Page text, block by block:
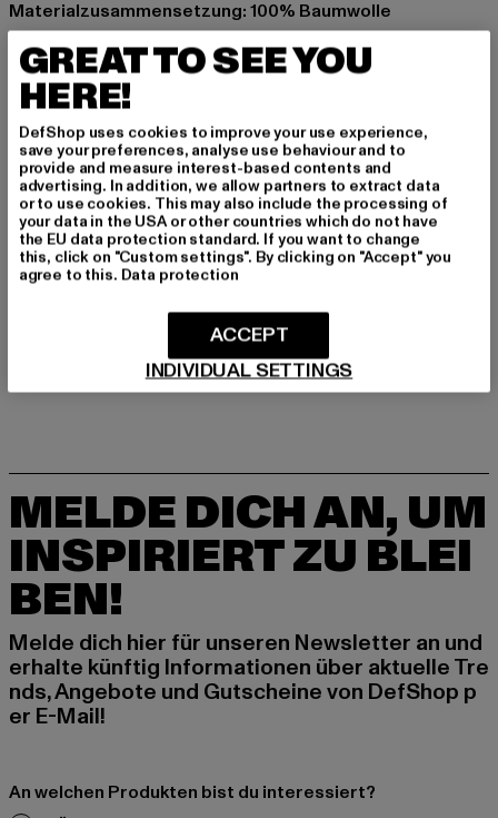
Materialzusammensetzung: 100% Baumwolle
Art.Nr: MP0007531-00220
Hersteller: TB International GmbH |
DE
GRÖSSE & PASSFORM
PFLEGEHINWEISE
LIEFERUNG & RÜCKGABE
MELDE DICH AN, UM
INSPIRIERT ZU BLEI
BEN!
Melde dich hier für unseren Newsletter an und
erhalte künftig Informationen über aktuelle Tre
nds, Angebote und Gutscheine von DefShop p
er E-Mail!
An welchen Produkten bist du interessiert?
GREAT TO SEE YOU
HERE!
DefShop uses cookies to improve your use experience,
save your preferences, analyse use behaviour and to
provide and measure interest-based contents and
advertising. In addition, we allow partners to extract data
or to use cookies. This may also include the processing of
your data in the USA or other countries which do not have
the EU data protection standard. If you want to change
this, click on "Custom settings". By clicking on "Accept" you
agree to this. Data protection
INDIVIDUAL SETTINGS
ACCEPT